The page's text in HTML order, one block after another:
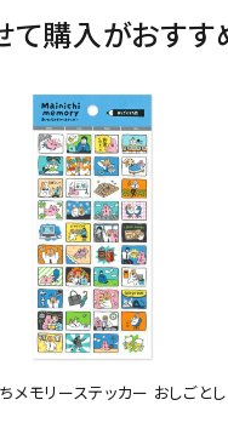
て購入がおすす
メモリーステッカー おしごとし